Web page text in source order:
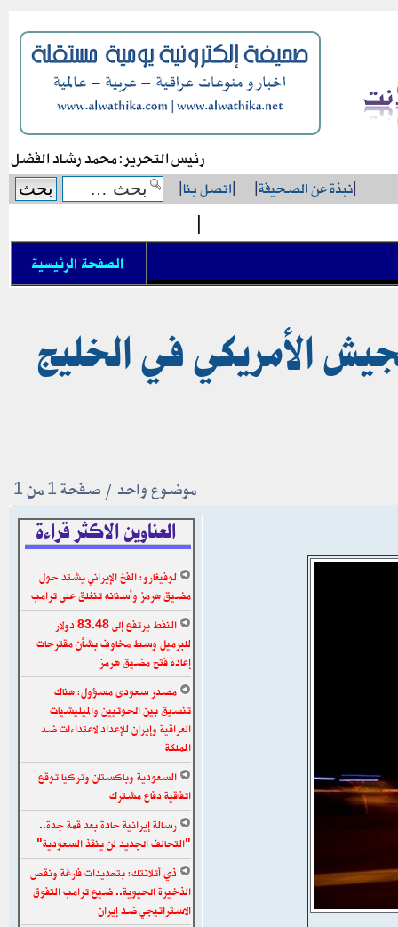
رئيس التحرير: محمد رشاد الفضل
|نبذة عن الصحيفة|
|اتصل بنا|
|
الصفحة الرئيسية
الأمريكي في الخليج
موضوع واحد • صفحة1من1
العناوين الاكثر قراءة
لوفيغارو: الفخ الإيراني يشتد حول
مضيق هرمز وأسنانه تنغلق على ترامب
النفط يرتفع إلى 83.48 دولار
للبرميل وسط مخاوف بشأن مقترحات
إعادة فتح مضيق هرمز
مصدر سعودي مسؤول: هناك
تنسيق بين الحوثيين والميليشيات
العراقية وإيران للإعداد لاعتداءات ضد
المملكة
السعودية وباكستان وتركيا توقع
اتفاقية دفاع مشترك
رسالة إيرانية حادة بعد قمة جدة..
"التحالف الجديد لن ينقذ السعودية"
ذي أتلانتك: بتهديدات فارغة ونقص
الذخيرة الحيوية.. ضيع ترامب التفوق
الاستراتيجي ضد إيران